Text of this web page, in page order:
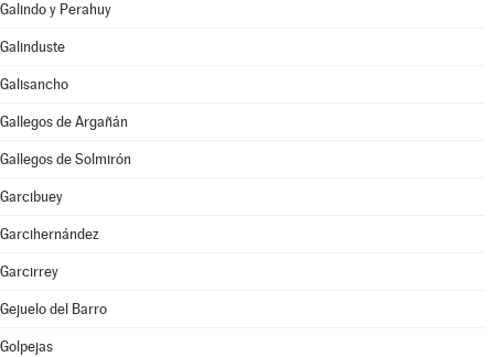
Galindo y Perahuy
Galinduste
Galisancho
Gallegos de Argañán
Gallegos de Solmirón
Garcibuey
Garcihernández
Garcirrey
Gejuelo del Barro
Golpejas